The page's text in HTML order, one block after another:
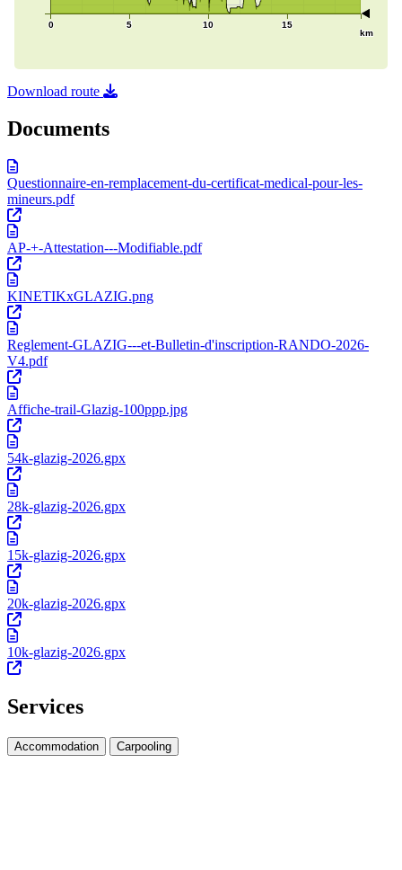
Download route
Documents
Questionnaire-en-remplacement-du-certificat-medical-pour-les-
mineurs.pdf
AP-+-Attestation---Modifiable.pdf
KINETIKxGLAZIG.png
Reglement-GLAZIG---et-Bulletin-d'inscription-RANDO-2026-
V4.pdf
Affiche-trail-Glazig-100ppp.jpg
54k-glazig-2026.gpx
28k-glazig-2026.gpx
15k-glazig-2026.gpx
20k-glazig-2026.gpx
10k-glazig-2026.gpx
Services
Accommodation Carpooling